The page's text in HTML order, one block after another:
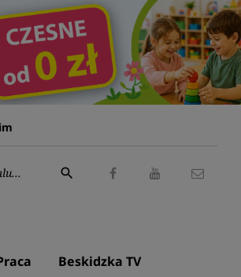
Wyszukaj:
search
Beskidzka TV